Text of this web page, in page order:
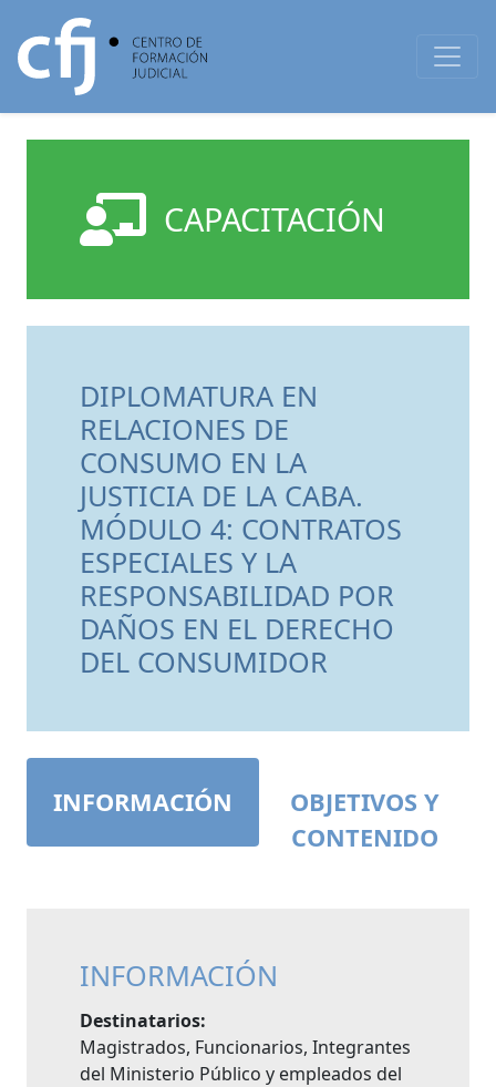
CAPACITACIÓN
DIPLOMATURA EN
RELACIONES DE
CONSUMO EN LA
JUSTICIA DE LA CABA.
MÓDULO 4: CONTRATOS
ESPECIALES Y LA
RESPONSABILIDAD POR
DAÑOS EN EL DERECHO
DEL CONSUMIDOR
INFORMACIÓN
OBJETIVOS Y
CONTENIDO
INFORMACIÓN
Destinatarios:
Magistrados, Funcionarios, Integrantes
del Ministerio Público y empleados del